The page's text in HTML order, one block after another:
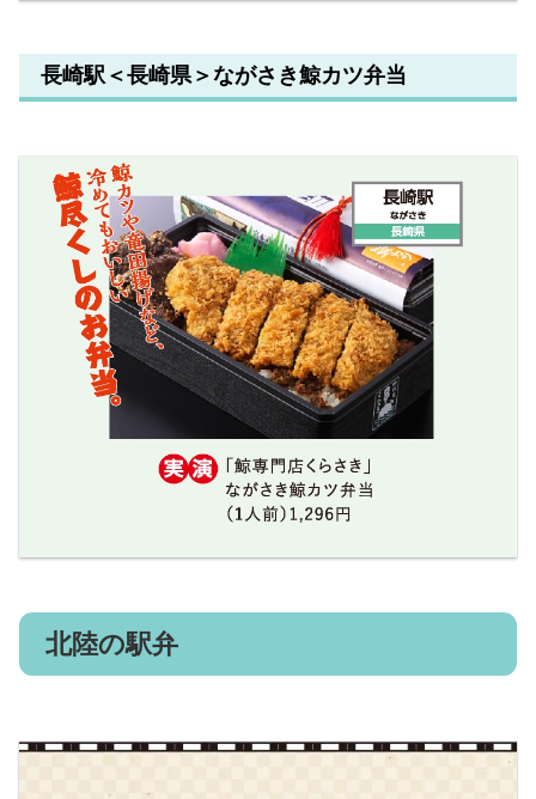
長崎駅＜長崎県＞ながさき鯨カツ弁当
北陸の駅弁